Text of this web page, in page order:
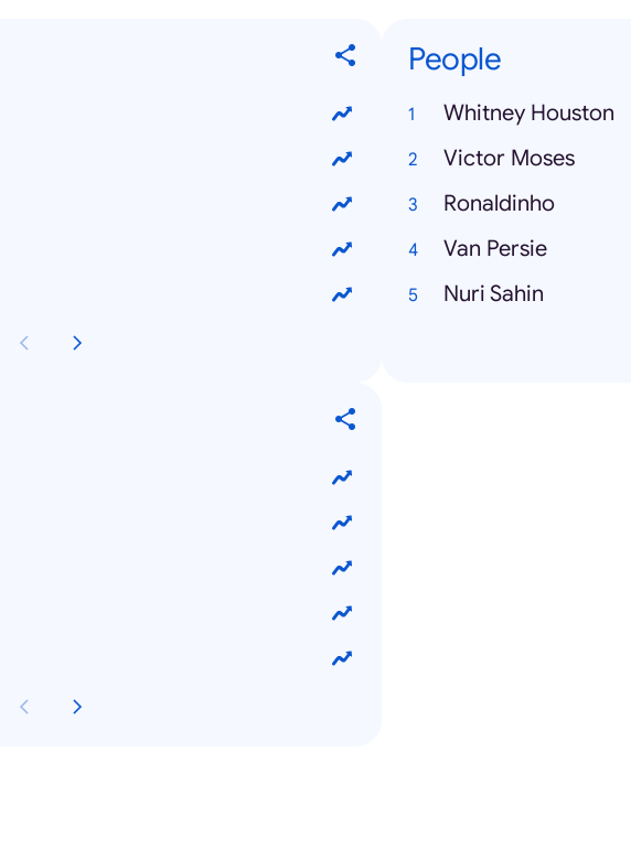
People
Whitney Houston
Victor Moses
Ronaldinho
Van Persie
Nuri Sahin